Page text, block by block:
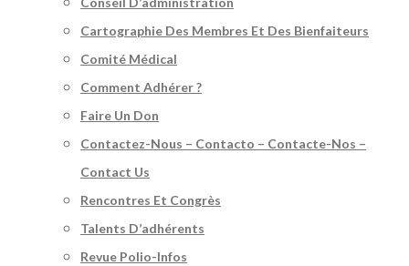
Cartographie Des Membres Et Des Bienfaiteurs
Comité Médical
Comment Adhérer ?
Faire Un Don
Contactez-Nous – Contacto – Contacte-Nos –
Contact Us
Rencontres Et Congrès
Talents D’adhérents
Revue Polio-Infos